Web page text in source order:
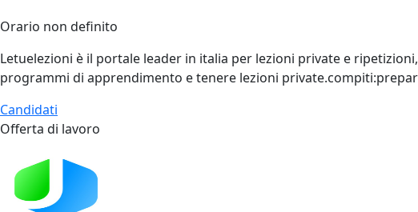
Orario non definito
Letuelezioni è il portale leader in italia per lezioni private e
programmi di apprendimento e tenere lezioni
Candidati
Offerta di lavoro